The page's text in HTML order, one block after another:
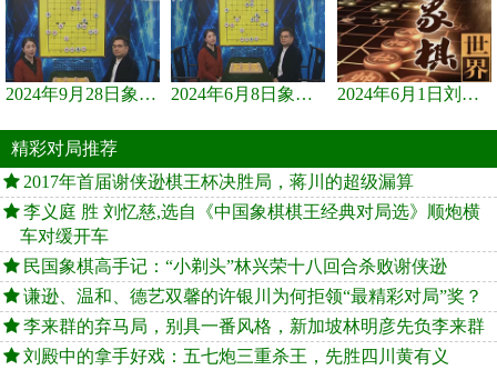
2024年9月28日象棋世界栏目，刘君、蒋川讲解了第九届杨官璘杯象棋... 2024年6月8日象棋世界，刘君、蒋川讲解了第九届杨官璘杯全国象棋... 2024年6月1日刘君、蒋川讲解第三届上海杯象棋大师赛谢靖与李少庚...
精彩对局推荐
2017年首届谢侠逊棋王杯决胜局，蒋川的超级漏算
李义庭 胜 刘忆慈,选自《中国象棋棋王经典对局选》顺炮横
车对缓开车
民国象棋高手记：“小剃头”林兴荣十八回合杀败谢侠逊
谦逊、温和、德艺双馨的许银川为何拒领“最精彩对局”奖？
李来群的弃马局，别具一番风格，新加坡林明彦先负李来群
刘殿中的拿手好戏：五七炮三重杀王，先胜四川黄有义